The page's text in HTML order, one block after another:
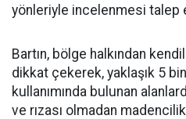
yönleriyle incelenmesi talep
Bartın, bölge halkından
dikkat çekerek, yaklaşık 5
kullanımında bulunan
ve rızası olmadan